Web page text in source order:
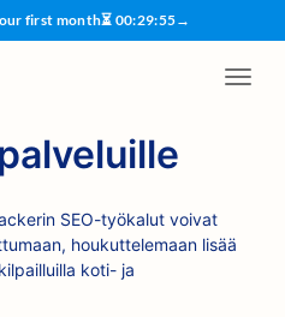
first month⏳ 00:29:54→
SEO-työkalut voivat
houkuttelemaan lisää
koti- ja